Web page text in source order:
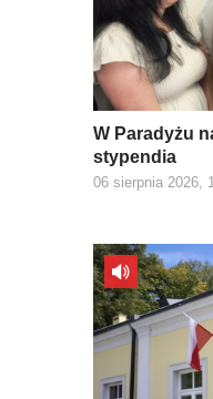
W Paradyżu
stypendia
06 sierpnia 2026,